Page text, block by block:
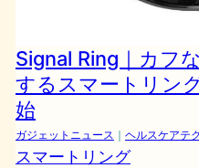
Signal Ring｜カフ
するスマートリン
始
ガジェットニュース ｜ ヘルスケアテ
スマートリング